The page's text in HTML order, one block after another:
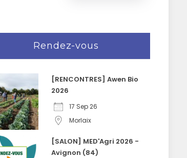
Rendez-vous
[RENCONTRES] Awen Bio
2026
17 Sep 26
Morlaix
[SALON] MED'Agri 2026 -
Avignon (84)